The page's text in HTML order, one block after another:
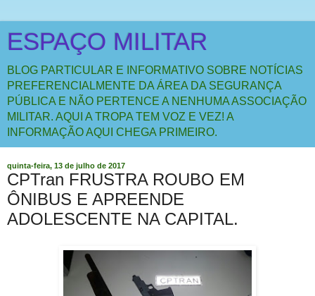
ESPAÇO MILITAR
BLOG PARTICULAR E INFORMATIVO SOBRE NOTÍCIAS
PREFERENCIALMENTE DA ÁREA DA SEGURANÇA
PÚBLICA E NÃO PERTENCE A NENHUMA ASSOCIAÇÃO
MILITAR. AQUI A TROPA TEM VOZ E VEZ! A
INFORMAÇÃO AQUI CHEGA PRIMEIRO.
quinta-feira, 13 de julho de 2017
CPTran FRUSTRA ROUBO EM
ÔNIBUS E APREENDE
ADOLESCENTE NA CAPITAL.